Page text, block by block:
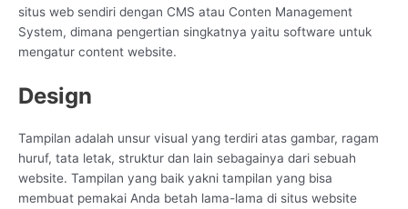
situs web sendiri dengan CMS atau Conten Management
System, dimana pengertian singkatnya yaitu software untuk
mengatur content website.
Design
Tampilan adalah unsur visual yang terdiri atas gambar, ragam
huruf, tata letak, struktur dan lain sebagainya dari sebuah
website. Tampilan yang baik yakni tampilan yang bisa
membuat pemakai Anda betah lama-lama di situs website